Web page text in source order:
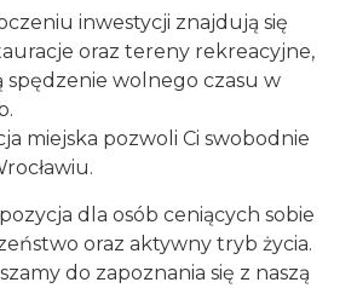
inwestycji znajdują się
oraz tereny rekreacyjne,
spędzenie wolnego czasu w
miejska pozwoli Ci swobodnie
dla osób ceniących sobie
oraz aktywny tryb życia.
do zapoznania się z naszą